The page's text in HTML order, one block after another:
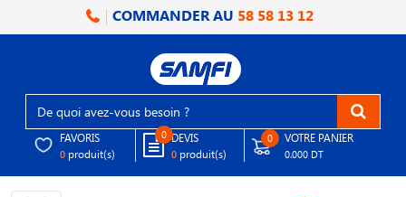
COMMANDER AU 58 58 13 12
FAVORIS
0 produit(s)
0 DEVIS
0 produit(s)
0 VOTRE PANIER
0.000 DT